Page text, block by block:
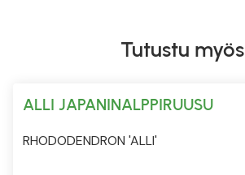
Tutustu myös
ALLI JAPANINALPPIRUUSU
RHODODENDRON 'ALLI'